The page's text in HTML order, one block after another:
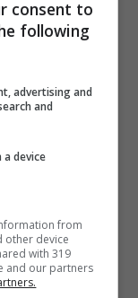
Febbraio 2022
consent to
following
advertising and
and
device
from
other device
with 319
and our partners